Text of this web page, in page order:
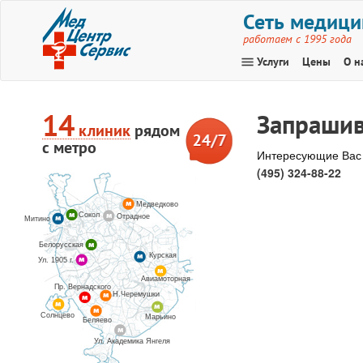
Сеть
работаем с 1995 года
menu Услуги Цены О
Интересующие Вас
(495) 324-88-22
14 клиник рядом
с метро
Сокол
Митино Отрадное
Белорусская
Курская
Медведково
Ул. 1905 г.
Авиамоторная
Беляево Марьино
Н.Черемушки
Пр. Вернадского
Солнцево
Ул. Академика Янгеля